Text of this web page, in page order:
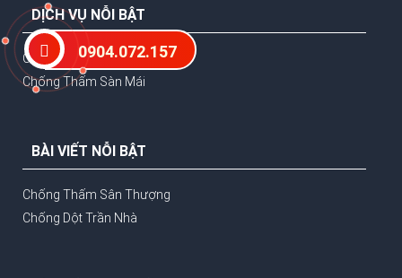
DỊCH VỤ NỖI BẬT
Chống Thấm Nhà Vệ Sinh
Chống Thấm Sàn Mái
BÀI VIẾT NỖI BẬT
Chống Thấm Sân Thượng
Chống Dột Trần Nhà
0904.072.157